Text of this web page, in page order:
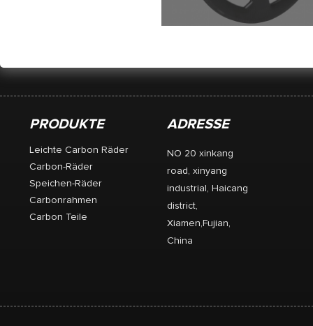
PRODUKTE
Leichte Carbon Räder
Carbon-Räder
Speichen-Räder
Carbonrahmen
Carbon Teile
ADRESSE
NO 20 xinkang
road, xinyang
industrial, Haicang
district,
Xiamen,Fujian,
China